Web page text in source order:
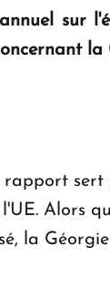
sur
Alors
la